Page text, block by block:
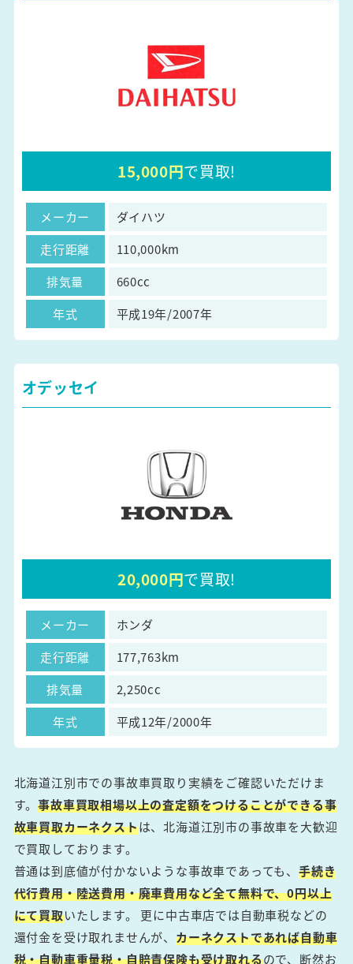
15,000円で買取!
メーカー
ダイハツ
走行距離
110,000km
排気量
660cc
年式
平成19年/2007年
オデッセイ
20,000円で買取!
メーカー
ホンダ
走行距離
177,763km
排気量
2,250cc
年式
平成12年/2000年
北海道江別市での事故車買取り実績をご確認いただけま
す。事故車買取相場以上の査定額をつけることができる事
故車買取カーネクストは、北海道江別市の事故車を大歓迎
で買取しております。
普通は到底値が付かないような事故車であっても、手続き
代行費用・陸送費用・廃車費用など全て無料で、0円以上
にて買取いたします。 更に中古車店では自動車税などの
還付金を受け取れませんが、カーネクストであれば自動車
税・自動車重量税・自賠責保険も受け取れるので、断然お